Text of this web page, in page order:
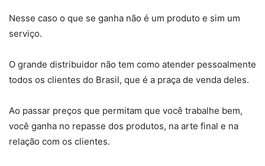
Nesse caso o que se ganha não é um produto e sim um
serviço.
O grande distribuidor não tem como atender pessoalmente
todos os clientes do Brasil, que é a praça de venda deles.
Ao passar preços que permitam que você trabalhe bem,
você ganha no repasse dos produtos, na arte final e na
relação com os clientes.